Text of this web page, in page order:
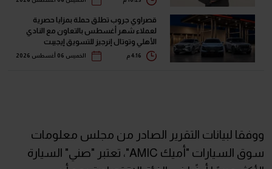
قصراوي جروب تطلق حملة بمزايا حصرية
لعملاء شهر أغسطس بالتعاون مع النادي
الأهلي وتوتال إنرجيز للتسويق إيجيبت
الخميس 06 أغسطس 2026
ووفقا لبيانات التقرير الصادر من مجلس معلومات
سوق السيارات "أميك AMIC"، تعتبر "صني" السيارة